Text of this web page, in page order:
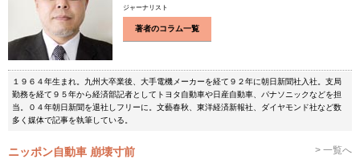
ジャーナリスト
著者のコラム一覧
１９６４年生まれ。九州大卒業後、大手電機メーカーを経て９２年に朝日新聞社入社。支局
勤務を経て９５年から経済部記者としてトヨタ自動車や日産自動車、パナソニックなどを担
当。０４年朝日新聞を退社しフリーに。文藝春秋、東洋経済新報社、ダイヤモンド社など数
多く媒体で記事を執筆している。
ニッポン自動車 崩壊寸前 > 一覧へ